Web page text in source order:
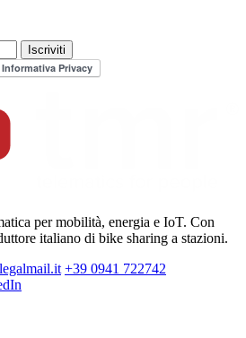
Iscriviti
per mobilità, energia e IoT. Con
italiano di bike sharing a stazioni.
+39 0941 722742